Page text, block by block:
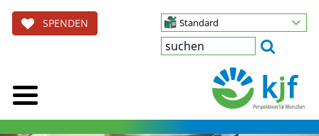
SPENDEN Standard